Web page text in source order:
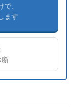
、
ます
断